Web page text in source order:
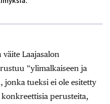
Laajasalon
”ylimalkaiseen ja
jonka tueksi ei ole esitetty
perusteita,